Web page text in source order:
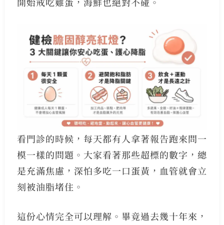
看門診的時候，每天都有人拿著報告跑來問一
模一樣的問題。大家看著那些超標的數字，總
是充滿焦慮，深怕多吃一口蛋黃，血管就會立
刻被油脂堵住。
這份心情完全可以理解。畢竟過去幾十年來，